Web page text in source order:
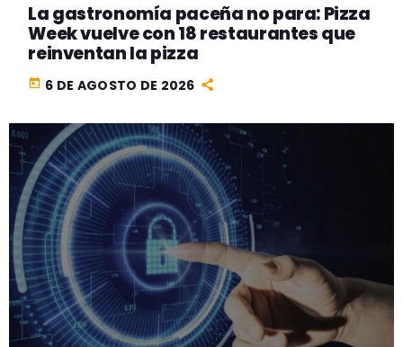
La gastronomía paceña no para: Pizza
Week vuelve con 18 restaurantes que
reinventan la pizza
today 6 DE AGOSTO DE 2026